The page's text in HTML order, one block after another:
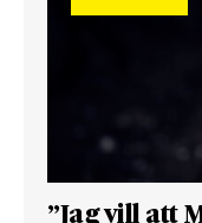
”Jag vill att